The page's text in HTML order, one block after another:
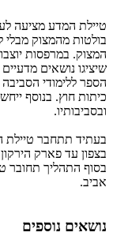
טיילת המדע מציעה
בולטות מהמצוק
המצוק. במרפסות
שיציגו נושאים
הספר ללימודי
כיתות חוץ. בנוסף
ובסביבותיו.
בעתיד תתחבר
בצפון עד פארק
בסוף התהליך תחובר
אביב.
נושאים נוספים